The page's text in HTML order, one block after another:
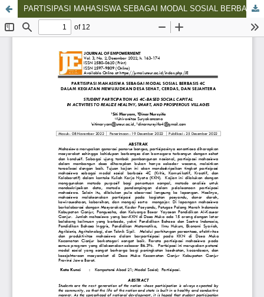
PARTISIPASI MAHASISWA SEBAGAI MODAL SOSIAL BERBASIS 4C DALAM KEGIATAN MEWUJUDKAN DESA SEHAT, CERDAS, DAN SEJAHTERA